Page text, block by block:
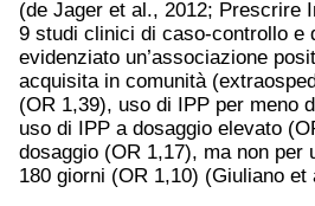
(de Jager et al., 2012; Prescrire
9 studi clinici di caso-controllo e
evidenziato un’associazione
acquisita in comunità
(OR 1,39), uso di IPP per meno
uso di IPP a dosaggio elevato
dosaggio (OR 1,17), ma non per
180 giorni (OR 1,10) (Giuliano et